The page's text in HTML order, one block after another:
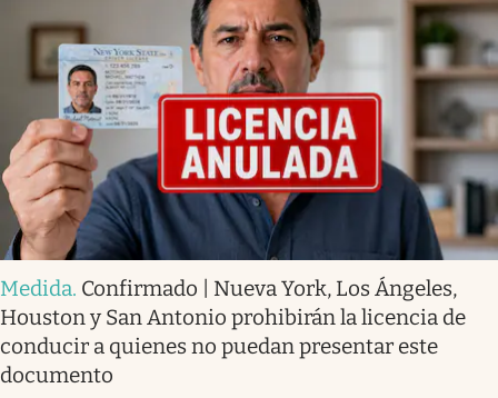
Medida. Confirmado | Nueva York, Los Ángeles,
Houston y San Antonio prohibirán la licencia de
conducir a quienes no puedan presentar este
documento